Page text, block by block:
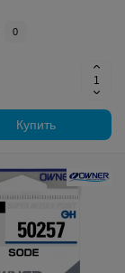
0
Купить